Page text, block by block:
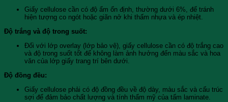
Giấy cellulose cần có độ ẩm ổn định, thường dưới 6%, để tránh
hiện tượng co ngót hoặc giãn nở khi thấm nhựa và ép nhiệt.
Độ trắng và độ trong suốt:
Đối với lớp overlay (lớp bảo vệ), giấy cellulose cần có độ trắng cao
và độ trong suốt tốt để không làm ảnh hưởng đến màu sắc và hoa
văn của lớp giấy trang trí bên dưới.
Độ đồng đều:
Giấy cellulose phải có độ đồng đều về độ dày, màu sắc và cấu trúc
sợi để đảm bảo chất lượng và tính thẩm mỹ của tấm laminate.